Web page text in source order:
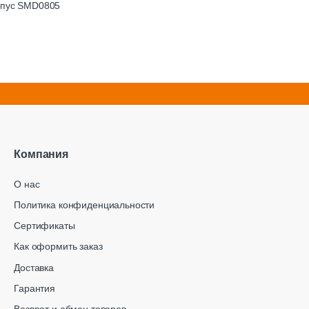
SMD0805
Компания
О нас
Политика конфиденциальности
Сертификаты
Как оформить заказ
Доставка
Гарантия